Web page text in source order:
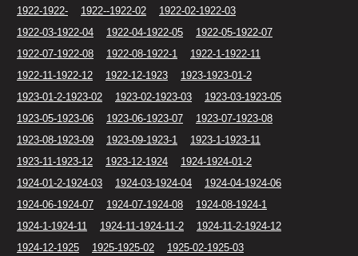
1922-1922-
1922--1922-02
1922-02-1922-03
1922-03-1922-04
1922-04-1922-05
1922-05-1922-07
1922-07-1922-08
1922-08-1922-1
1922-1-1922-11
1922-11-1922-12
1922-12-1923
1923-1923-01-2
1923-01-2-1923-02
1923-02-1923-03
1923-03-1923-05
1923-05-1923-06
1923-06-1923-07
1923-07-1923-08
1923-08-1923-09
1923-09-1923-1
1923-1-1923-11
1923-11-1923-12
1923-12-1924
1924-1924-01-2
1924-01-2-1924-03
1924-03-1924-04
1924-04-1924-06
1924-06-1924-07
1924-07-1924-08
1924-08-1924-1
1924-1-1924-11
1924-11-1924-11-2
1924-11-2-1924-12
1924-12-1925
1925-1925-02
1925-02-1925-03